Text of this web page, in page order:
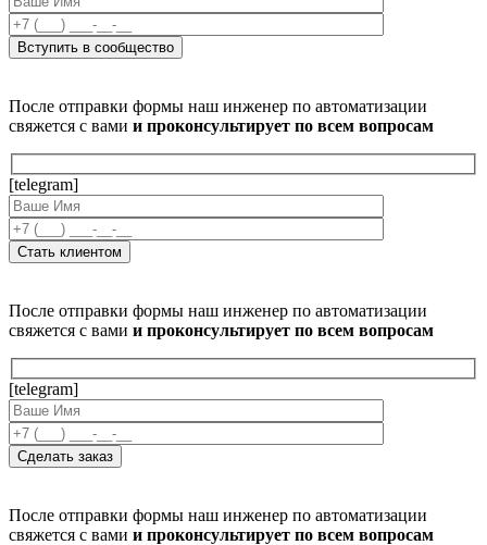
После отправки формы наш инженер по автоматизации
свяжется с вами и проконсультирует по всем вопросам
[telegram]
После отправки формы наш инженер по автоматизации
свяжется с вами и проконсультирует по всем вопросам
[telegram]
После отправки формы наш инженер по автоматизации
свяжется с вами и проконсультирует по всем вопросам